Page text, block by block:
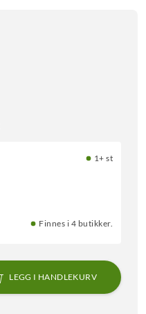
1+ st
Finnes i 4 butikker.
LEGG I HANDLEKURV